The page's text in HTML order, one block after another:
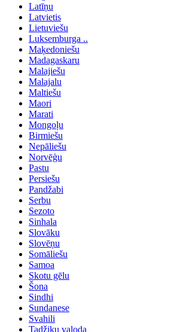
Latīņu
Latvietis
Lietuviešu
Luksemburga ..
Maķedoniešu
Madagaskaru
Malajiešu
Malajalu
Maltiešu
Maori
Marati
Mongoļu
Birmiešu
Nepāliešu
Norvēģu
Pastu
Persiešu
Pandžabi
Serbu
Sezoto
Sinhala
Slovāku
Slovēņu
Somāliešu
Samoa
Skotu gēlu
Šona
Sindhi
Sundanese
Svahili
Tadžiku valoda